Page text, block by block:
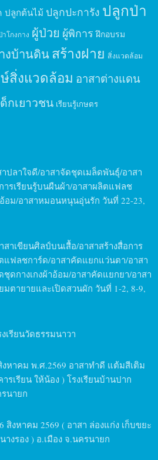
ปลูกต้นไม้ ปลูกปะการัง ปลูกป่า
โกงกาง ผู้ป่วย ผู้พิการ ฝึกอบรม
งบ้านดินสร้างฝาย สิ่งแวดล้อม
สิ่งแวดล้อม อาสาต่างแดน
ด็กเยาวชน เรียนรู้เกษตร
ปลาใจดี/อาสาจัดชุดเมล็ดพันธุ์/อาสา
ารเรียนรู้บนผืนผ้า/อาสาผลิตแฟลช
อม/อาสาหมอนหนุนอุ่นรัก วันที่ 22-23,
สาเขียนศิลป์บนเสื้อ/อาสาสร้างสื่อการ
แฟลชการ์ด/อาสาคัดแยกแว่นตา/อาสา
ดกางเกงผ้าอ้อม/อาสาคัดแยกยา/อาสา
ตายายและเปิดสวนผัก วันที่ 1-2, 8-9,
งเรียนวัดธรรมนาวา
งหาคม พ.ศ.2569 อาสาทำดี แต้มสีเติม
เรียน ให้น้อง ) โรงเรียนบ้านปาก
นายก
สิงหาคม 2569 ( อาสา ล่องแก่ง เก็บขยะ
งรอง ) อ.เมือง จ.นครนายก